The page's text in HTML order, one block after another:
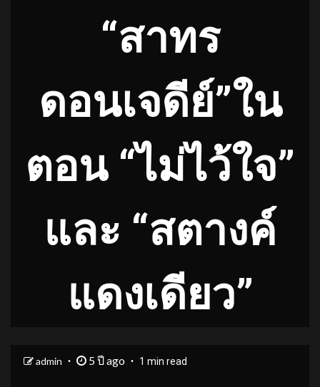
“สาทร
ดอนเจดีย์”ใน
ตอน “ไม่ไว้ใจ”
และ “สตางค์
แดงเดียว”
admin 5 ปี ago 1 min read